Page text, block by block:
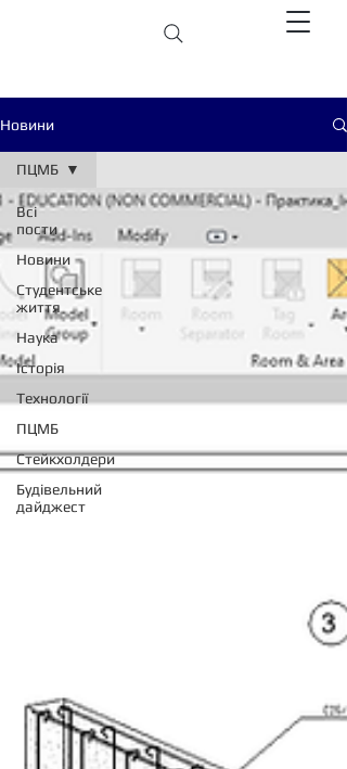
Новини
Всі
пости
Новини
Студентське
життя
Наука
Історія
Технології
ПЦМБ
Стейкхолдери
Будівельний
дайджест
ПЦМБ